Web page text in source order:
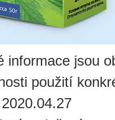
informace jsou
použití